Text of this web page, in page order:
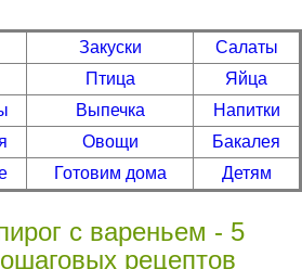
Закуски
Салаты
Птица
Яйца
Выпечка
Напитки
Овощи
Бакалея
Готовим дома
Детям